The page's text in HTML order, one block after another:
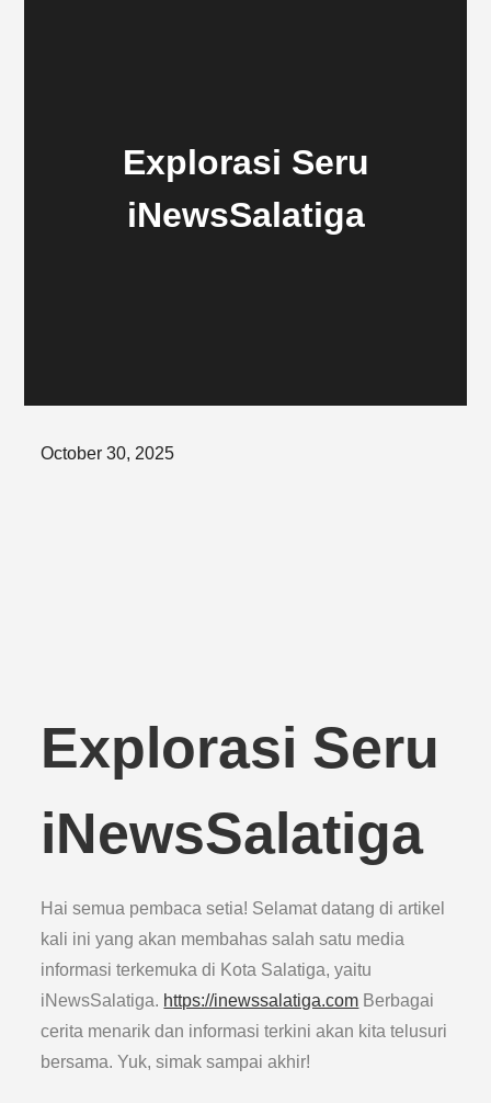
Explorasi Seru
iNewsSalatiga
Posted
October 30, 2025
Explorasi Seru
iNewsSalatiga
Hai semua pembaca setia! Selamat datang di artikel
kali ini yang akan membahas salah satu media
informasi terkemuka di Kota Salatiga, yaitu
iNewsSalatiga. https://inewssalatiga.com Berbagai
cerita menarik dan informasi terkini akan kita telusuri
bersama. Yuk, simak sampai akhir!